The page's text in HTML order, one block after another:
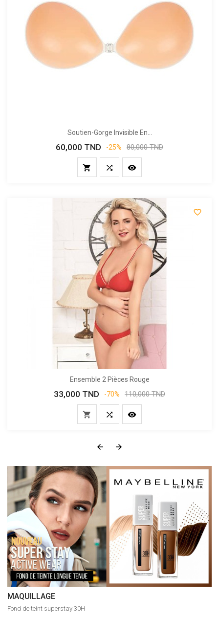
Soutien-Gorge Invisible En...
Prix
60,000 TND
Prix
-25% 80,000 TND
  

Ensemble 2 Pièces Rouge
Prix
33,000 TND
Prix
-70% 110,000 TND
  
 
MAQUILLAGE
Fond de teint superstay 30H